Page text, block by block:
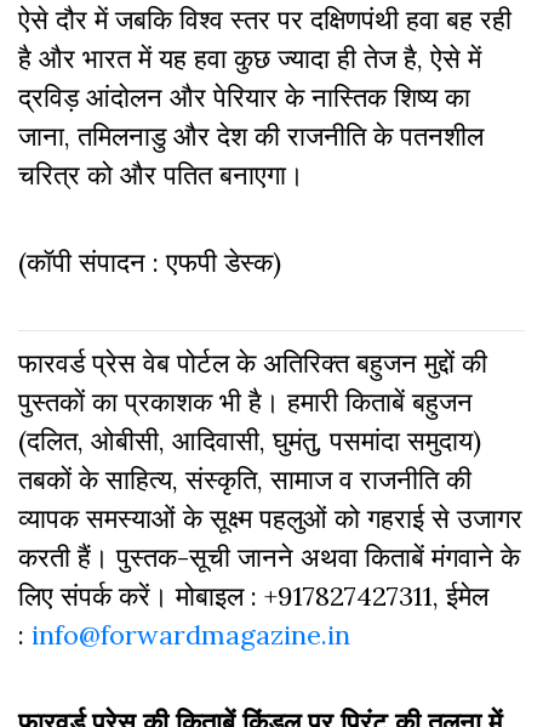
ऐसे दौर में जबकि विश्व स्तर पर दक्षिणपंथी हवा बह रही
है और भारत में यह हवा कुछ ज्यादा ही तेज है, ऐसे में
द्रविड़ आंदोलन और पेरियार के नास्तिक शिष्य का
जाना, तमिलनाडु और देश की राजनीति के पतनशील
चरित्र को और पतित बनाएगा।
(कॉपी संपादन : एफपी डेस्क)
फारवर्ड प्रेस वेब पोर्टल के अतिरिक्‍त बहुजन मुद्दों की
पुस्‍तकों का प्रकाशक भी है। हमारी किताबें बहुजन
(दलित, ओबीसी, आदिवासी, घुमंतु, पसमांदा समुदाय)
तबकों के साहित्‍य, संस्कृति, सामाज व राजनीति की
व्‍यापक समस्‍याओं के सूक्ष्म पहलुओं को गहराई से उजागर
करती हैं। पुस्तक-सूची जानने अथवा किताबें मंगवाने के
लिए संपर्क करें। मोबाइल : +917827427311, ईमेल
: info@forwardmagazine.in